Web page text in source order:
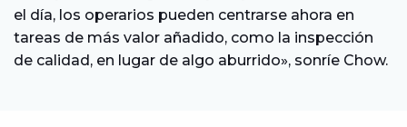
el día, los operarios pueden centrarse ahora en
tareas de más valor añadido, como la inspección
de calidad, en lugar de algo aburrido», sonríe Chow.